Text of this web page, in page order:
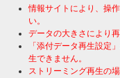
情報サイトにより、操
い。
データの大きさにより
「添付データ再生設定
生できません。
ストリーミング再生の